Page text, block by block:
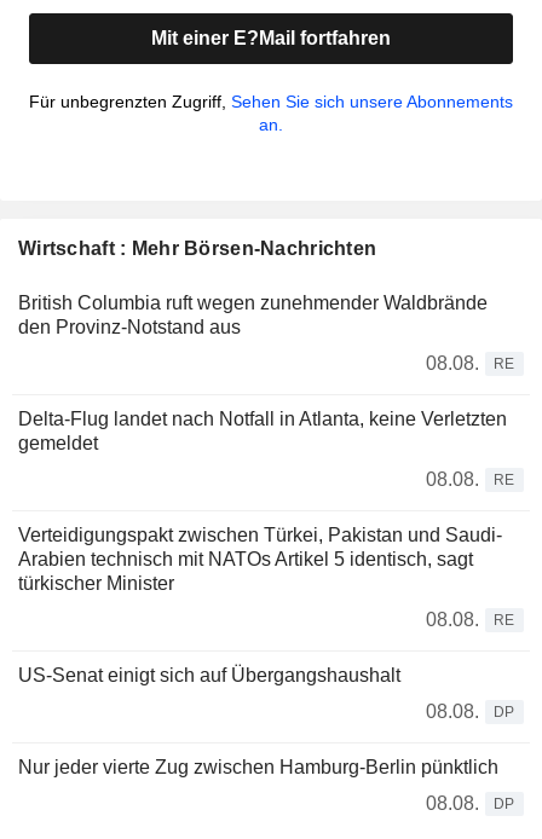
Mit einer E?Mail fortfahren
Für unbegrenzten Zugriff, Sehen Sie sich unsere Abonnements
an.
Wirtschaft : Mehr Börsen-Nachrichten
British Columbia ruft wegen zunehmender Waldbrände
den Provinz-Notstand aus
08.08.
RE
Delta-Flug landet nach Notfall in Atlanta, keine Verletzten
gemeldet
08.08.
RE
Verteidigungspakt zwischen Türkei, Pakistan und Saudi-
Arabien technisch mit NATOs Artikel 5 identisch, sagt
türkischer Minister
08.08.
RE
US-Senat einigt sich auf Übergangshaushalt
08.08.
DP
Nur jeder vierte Zug zwischen Hamburg-Berlin pünktlich
08.08.
DP